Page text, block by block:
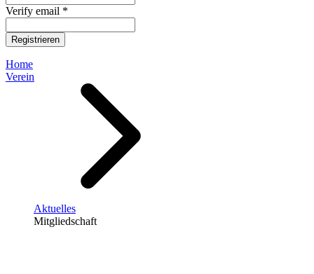
Verify email *
Registrieren
Home
Verein
Aktuelles
Mitgliedschaft